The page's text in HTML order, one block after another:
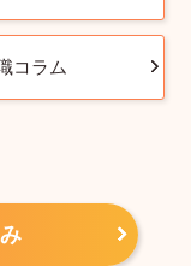
コラム